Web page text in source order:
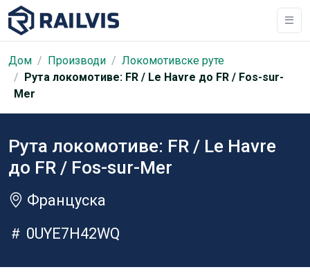
Дом Производи
Локомотивске руте
Рута локомотиве: FR / Le Havre до FR / Fos-sur-
Mer
Рута локомотиве: FR / Le Havre
до FR / Fos-sur-Mer
Француска
0UYE7H42WQ